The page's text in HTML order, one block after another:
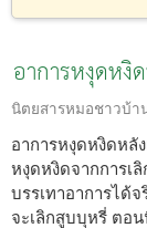
อาการหงุดหงิ
นิตยสารหมอชาวบ้า
อาการหงุดหงิดหลั
หงุดหงิดจากการเ
บรรเทาอาการได้
จะเลิกสูบบุหรี่ ตอ